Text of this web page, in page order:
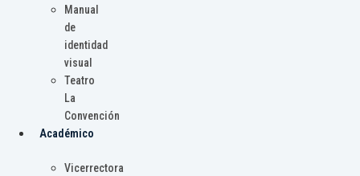
Manual
de
identidad
visual
Teatro
La
Convención
Académico
Vicerrectora